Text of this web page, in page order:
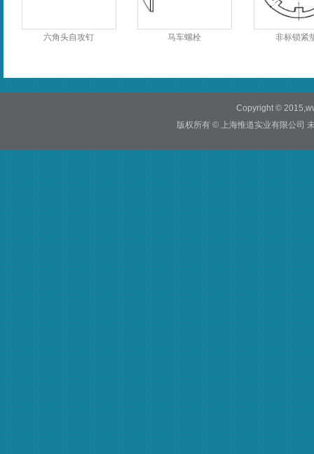
六角头自攻钉 马车螺栓 非标锁紧
Copyright ©
版权所有 © 上海惟道实业有限公司